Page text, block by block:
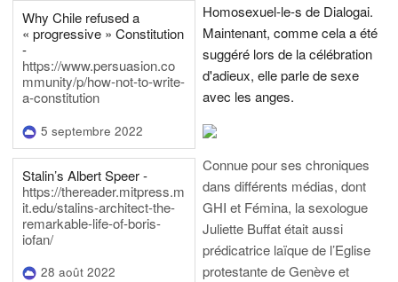
Why Chile refused a
« progressive » Constitution
-
https://www.persuasion.co
mmunity/p/how-not-to-write-
a-constitution
5 septembre 2022
Stalin’s Albert Speer -
https://thereader.mitpress.m
it.edu/stalins-architect-the-
remarkable-life-of-boris-
iofan/
28 août 2022
Homosexuel-le-s de Dialogai.
Maintenant, comme cela a été
suggéré lors de la célébration
d'adieux, elle parle de sexe
avec les anges.
Connue pour ses chroniques
dans différents médias, dont
GHI et Fémina, la sexologue
Juliette Buffat était aussi
prédicatrice laïque de l’Eglise
protestante de Genève et